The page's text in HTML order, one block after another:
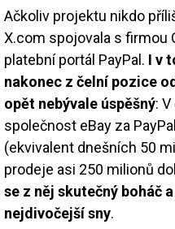
Ačkoliv projektu nikdo
X.com spojovala s firmou
platební portál PayPal. I v
nakonec z čelní pozice
opět nebývale úspěšný:
společnost eBay za
(ekvivalent dnešních 50
prodeje asi 250 milionů
se z něj skutečný boháč
nejdivočejší sny.